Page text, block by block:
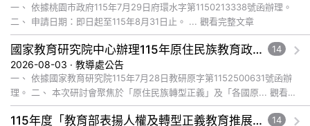
一、 依據桃園市政府115年7月29日府環水字第1150213338號函辦理。
二、 申請日期：即日起至115年8月31日止。 ... 觀看完整文章
國家教育研究院中心辦理115年原住民族教育政策研討會「原住民族教育國際趨勢與發展」 14
2026-08-03 · 教導處公告
一、 依據國家教育研究院115年7月28日教研原字第1152500631號函辦
理。 二、 本次研討會聚焦於「原住民族轉型正義」及「各國原... 觀看完
整文章
115年度「教育部表揚人權及轉型正義教育推展貢獻獎」實施計畫 14